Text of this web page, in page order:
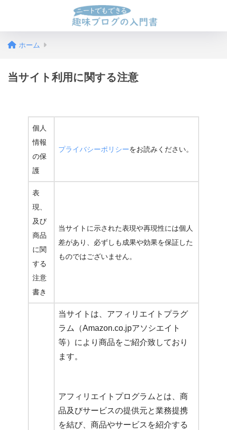
ホーム
当サイト利用に関する注意
個人
情報
の保
護
プライバシーポリシーをお読みください。
表
現、
及び
商品
に関
する
注意
書き
当サイトに示された表現や再現性には個人
差があり、必ずしも成果や効果を保証した
ものではございません。
当サイトは、アフィリエイトプラグ
ラム（Amazon.co.jpアソシエイト
等）により商品をご紹介致しており
ます。
アフィリエイトプログラムとは、商
品及びサービスの提供元と業務提携
を結び、商品やサービスを紹介する